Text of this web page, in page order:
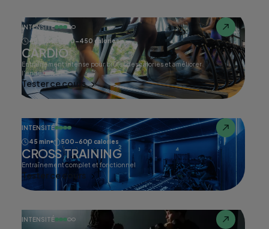
INTENSITÉ
45 min
400-450 calories
CARDIO
Entraînement intense pour brûler des calories et améliorer
l'endurance.
Tester ce cours
INTENSITÉ
45 min
500-600 calories
CROSS TRAINING
Entraînement complet et fonctionnel
Tester ce cours
INTENSITÉ